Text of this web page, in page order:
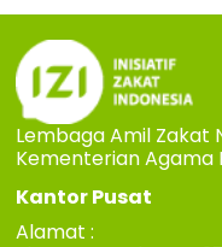
Lembaga Amil Zakat
Kementerian Agama
Kantor Pusat
Alamat :